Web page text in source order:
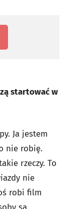
startować w
Ja jestem
nie robię.
rzeczy. To
nie
robi film